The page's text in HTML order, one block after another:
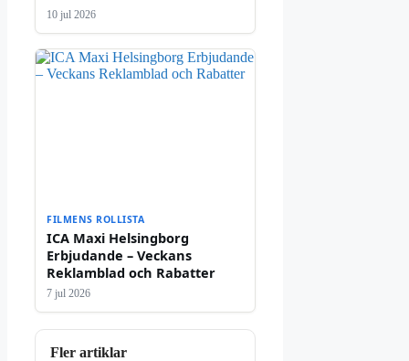
10 jul 2026
FILMENS ROLLISTA
ICA Maxi Helsingborg
Erbjudande – Veckans
Reklamblad och Rabatter
7 jul 2026
Fler artiklar